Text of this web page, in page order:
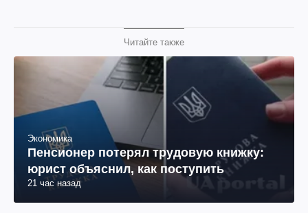
Читайте также
Экономика
Пенсионер потерял трудовую книжку:
юрист объяснил, как поступить
21 час назад